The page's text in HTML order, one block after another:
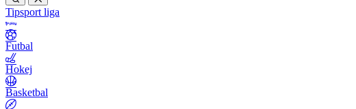
Tipsport liga
Futbal
Hokej
Basketbal